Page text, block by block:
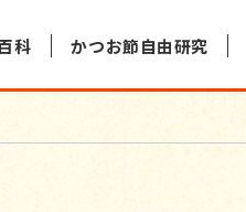
科 かつお節自由研究